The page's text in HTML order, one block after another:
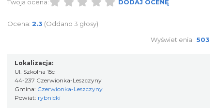
Twoja ocena:
DODAJ OCENĘ
Ocena: 2.3 (Oddano 3 głosy)
Wyświetlenia: 503
Lokalizacja:
Ul. Szkolna 15c
44-237 Czerwionka-Leszczyny
Gmina: Czerwionka-Leszczyny
Powiat: rybnicki